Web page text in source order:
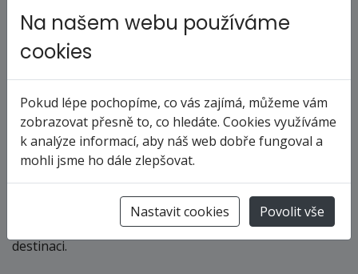
Stravování: plná penze
Během celé plavby je zajištěna plná penze včetně
nápojů (džusy,káva,čaj, voda). U večeří jsou v ceně
vybrané druhy piva a vína. Ostatní nápoje alkoholické i
nealkoholické je možné zakoupit v baru.
Doprava: vlastní
Na přání klienta zajistíme leteckou dopravu do místa
nalodění a případně ubytování nebo další program v
destinaci.
Na našem webu používáme
cookies
Pokud lépe pochopíme, co vás zajímá, můžeme vám
zobrazovat přesně to, co hledáte. Cookies využíváme
k analýze informací, aby náš web dobře fungoval a
mohli jsme ho dále zlepšovat.
Nastavit cookies Povolit vše